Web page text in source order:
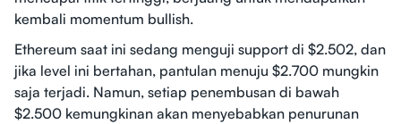
kembali momentum bullish.
Ethereum saat ini sedang menguji support di $2.502, dan
jika level ini bertahan, pantulan menuju $2.700 mungkin
saja terjadi. Namun, setiap penembusan di bawah
$2.500 kemungkinan akan menyebabkan penurunan